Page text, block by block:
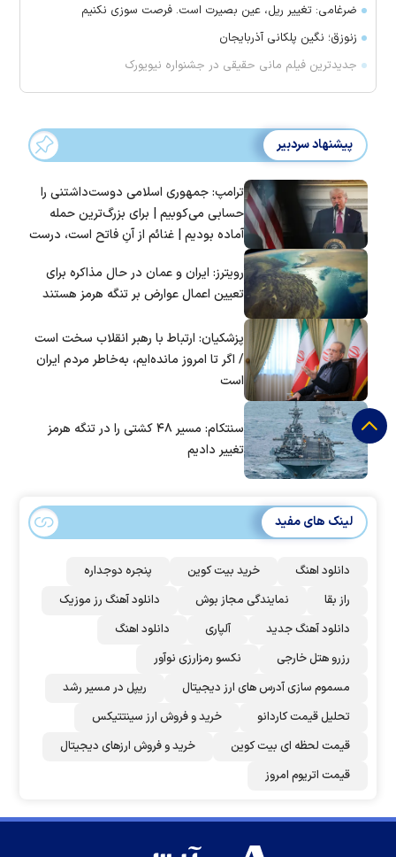
ضرغامی: تغییر ریل، عین بصیرت است. فرصت سوزی نکنیم
زنوزق؛ نگین پلکانی آذربایجان
جدیدترین فیلم مانی حقیقی در جشنواره نیویورک
پیشنهاد سردبیر
ترامپ: جمهوری اسلامی دوست‌داشتنی را
حسابی می‌کوبیم | برای بزرگ‌ترین حمله
آماده بودیم | غنائم از آنِ فاتح است، درست
رویترز: ایران و عمان در حال مذاکره برای
تعیین اعمال عوارض بر تنگه هرمز هستند
پزشکیان: ارتباط با رهبر انقلاب سخت است
/ اگر تا امروز مانده‌ایم، به‌خاطر مردم ایران
است
سنتکام: مسیر ۴۸ کشتی را در تنگه هرمز
تغییر دادیم
لینک های مفید
دانلود اهنگ خرید بیت کوین
پنجره دوجداره
راز بقا
نمایندگی مجاز بوش
دانلود آهنگ رز‌ موزیک
دانلود آهنگ جدید
آلپاری
دانلود اهنگ
رزرو هتل خارجی
نکسو رمزارزی نوآور
مسموم سازی آدرس های ارز دیجیتال
ریپل در مسیر رشد
تحلیل قیمت کاردانو
خرید و فروش ارز سینتتیکس
قیمت لحظه ای بیت کوین
خرید و فروش ارزهای دیجیتال
قیمت اتریوم امروز